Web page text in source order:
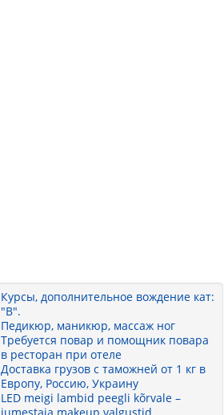
Курсы, дополнительное вождение кат:
"B".
Педикюр, маникюр, массаж ног
Требуется повар и помощник повара
в ресторан при отеле
Доставка грузов с таможней от 1 кг в
Европу, Россию, Украину
LED meigi lambid peegli kõrvale –